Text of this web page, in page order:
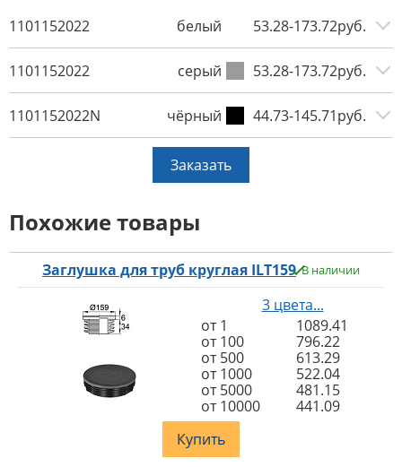
1101152022 белый 53.28-173.72руб.
1101152022 серый 53.28-173.72руб.
1101152022N чёрный 44.73-145.71руб.
Заказать
Похожие товары
Заглушка для труб круглая ILT159 В наличии
3 цвета...
от 1
1089.41
от 100
796.22
от 500
613.29
от 1000
522.04
от 5000
481.15
от 10000
441.09
Купить